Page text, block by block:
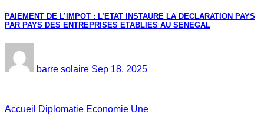
PAIEMENT DE L’IMPOT : L’ETAT INSTAURE LA DECLARATION PAYS
PAR PAYS DES ENTREPRISES ETABLIES AU SENEGAL
barre solaire Sep 18, 2025
Accueil Diplomatie Economie Une